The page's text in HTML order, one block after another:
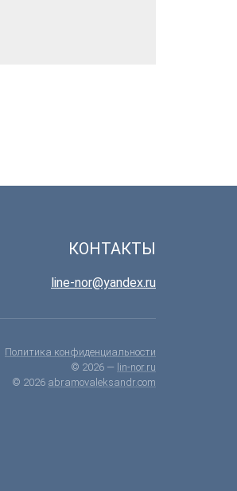
КОНТАКТЫ
line-nor@yandex.ru
Политика конфиденциальности
© 2026 — lin-nor.ru
© 2026 abramovaleksandr.com